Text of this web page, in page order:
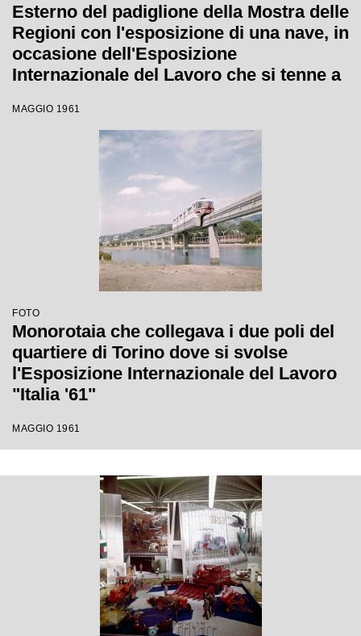
Esterno del padiglione della Mostra delle
Regioni con l'esposizione di una nave, in
occasione dell'Esposizione
Internazionale del Lavoro che si tenne a
MAGGIO 1961
FOTO
Monorotaia che collegava i due poli del
quartiere di Torino dove si svolse
l'Esposizione Internazionale del Lavoro
"Italia '61"
MAGGIO 1961